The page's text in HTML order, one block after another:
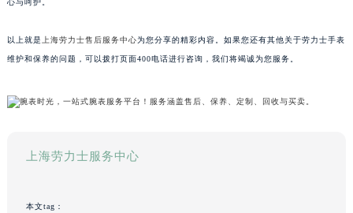
心与呵护。
以上就是 上海劳力士售后服务中心为您分享的精彩内容。如果您还有其他关于劳力士手表
维护和保养的问题，可以拨打页面400电话进行咨询，我们将竭诚为您服务。
上海劳力士服务中心
本文tag：